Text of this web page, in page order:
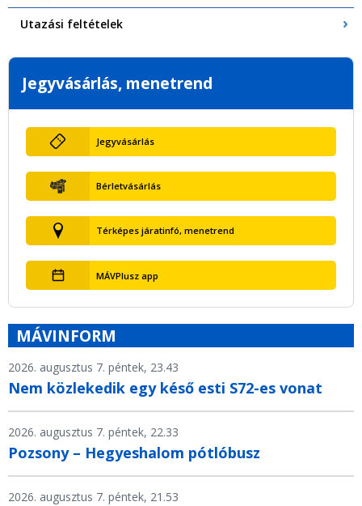
Utazási feltételek
Jegyvásárlás, menetrend
Jegyvásárlás
Bérletvásárlás
Térképes járatinfó, menetrend
MÁVPlusz app
MÁVINFORM
2026. augusztus 7. péntek, 23.43
Nem közlekedik egy késő esti S72-es vonat
2026. augusztus 7. péntek, 22.33
Pozsony – Hegyeshalom pótlóbusz
2026. augusztus 7. péntek, 21.53